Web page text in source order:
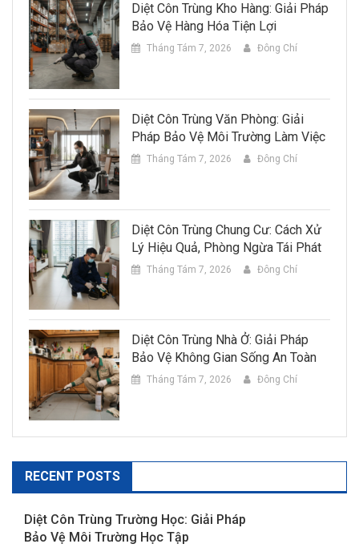
Diệt Côn Trùng Kho Hàng: Giải Pháp
Bảo Vệ Hàng Hóa Tiện Lợi
Tháng Tám 7, 2026 Đông Chí
Diệt Côn Trùng Văn Phòng: Giải
Pháp Bảo Vệ Môi Trường Làm Việc
Tháng Tám 7, 2026 Đông Chí
Diệt Côn Trùng Chung Cư: Cách Xử
Lý Hiệu Quả, Phòng Ngừa Tái Phát
Tháng Tám 7, 2026 Đông Chí
Diệt Côn Trùng Nhà Ở: Giải Pháp
Bảo Vệ Không Gian Sống An Toàn
Tháng Tám 7, 2026 Đông Chí
RECENT POSTS
Diệt Côn Trùng Trường Học: Giải Pháp
Bảo Vệ Môi Trường Học Tập